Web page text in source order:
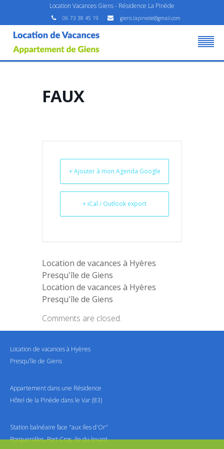
Location Vacances Giens - Résidence La Pinède
06 73 38 45 19 giens.lapinede@gmail.com
FAUX
+ Ajouter à mon Agenda Google
+ iCal / Outlook export
Location de vacances à Hyères
Presqu'île de Giens
Location de vacances à Hyères
Presqu'île de Giens
Comments are closed.
Location de vacances à Hyères
Presqu’île de Giens
Appartement dans une Résidence
Hôtel de la Pinède dans le Var (83)
Station balnéaire face "aux Iles d'Or"
Porquerolles, Port Cros, Ile du levant